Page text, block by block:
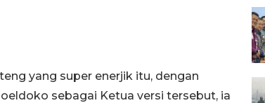
yang super enerjik itu, dengan
sebagai Ketua versi tersebut, ia